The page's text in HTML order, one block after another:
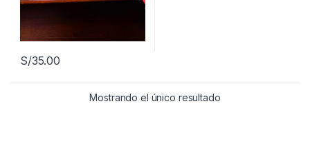
S/35.00
Mostrando el único resultado